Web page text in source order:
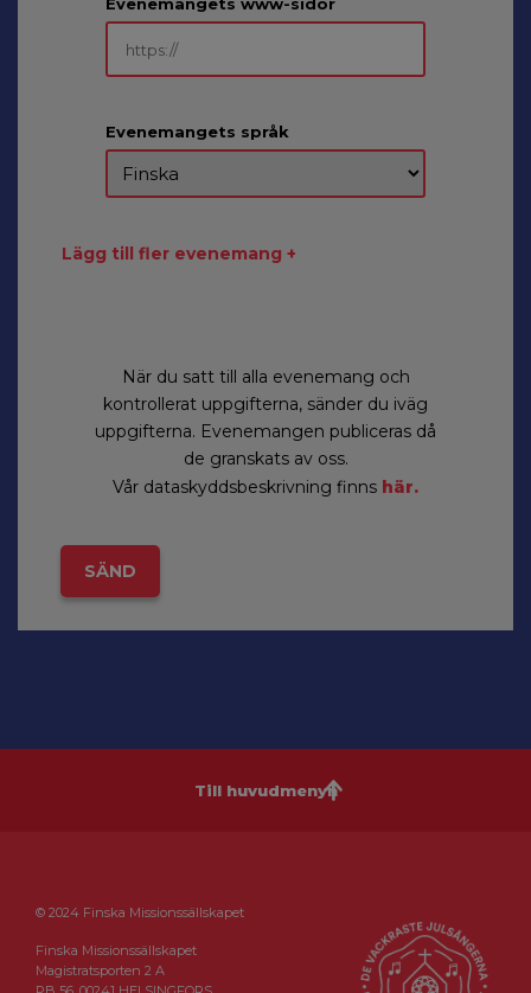
Evenemangets språk
Lägg till fler evenemang +
När du satt till alla evenemang och
kontrollerat uppgifterna, sänder du iväg
uppgifterna. Evenemangen publiceras då
de granskats av oss.
Vår dataskyddsbeskrivning finns här.
Till huvudmenyn
© 2024 Finska Missionssällskapet
Finska Missionssällskapet
Magistratsporten 2 A